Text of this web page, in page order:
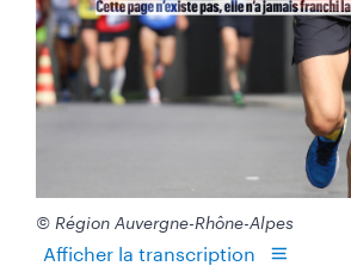
© Région Auvergne-Rhône-Alpes
Afficher la transcription